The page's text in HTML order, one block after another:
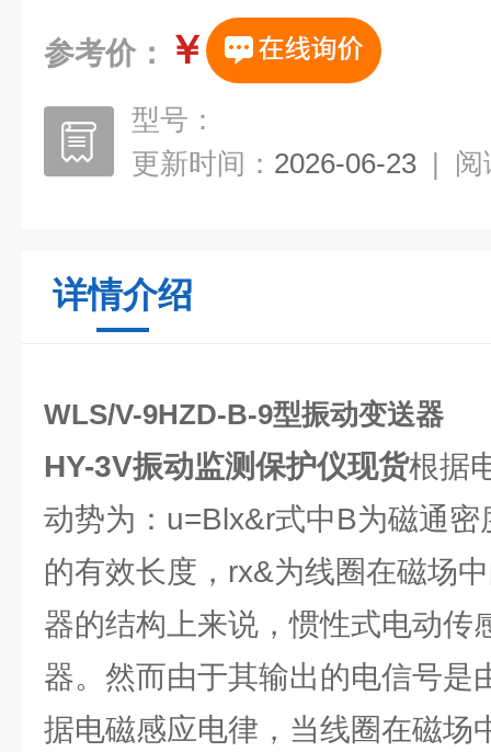
参考价： ￥
型号：
更新时间： 2026-06-23 | 阅
详情介绍
WLS/V-9HZD-B-9型振动变送器
HY-3V振动监测保护仪现货根据
动势为：u=Blx&r式中B为磁通
的有效长度，rx&为线圈在磁场
器的结构上来说，惯性式电动传
器。然而由于其输出的电信号是
据电磁感应电律，当线圈在磁场